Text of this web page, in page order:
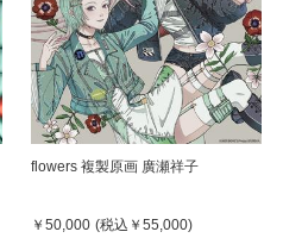
flowers 複製原画 廣瀬祥子
￥50,000 (税込 ￥55,000)